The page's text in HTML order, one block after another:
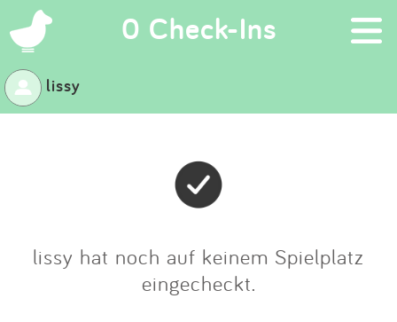
0 Check-Ins ×
Suchen
Eintragen
App
Blog
Partner
lissy
lissy hat noch auf keinem Spielplatz
eingecheckt.